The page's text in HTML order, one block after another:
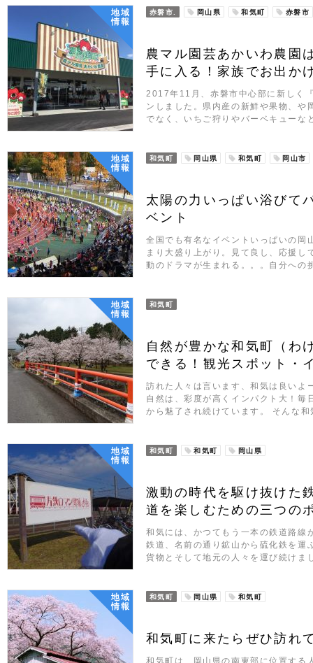
地域
情報
赤磐市. 岡山県 和気町 赤磐市
農マル園芸あかいわ農園
手に入る！家族でお出か
2017年11月、赤磐市中心部に新しく
ンしました。県内産の新鮮や果物、や
でなく、いちご狩りやバーベキュー
地域
情報
和気町 岡山県 和気町 岡山市
太陽の力いっぱい浴びて
ベント
全国でも有名なイベントいっぱいの岡
まり大盛り上がり。見て良し、応援
動のドラマが生まれる。。。自分へ
地域
情報
和気町
自然が豊かな和気町（わ
できる！観光スポット・
訪れた人々は言います、和気は良いよ
自然は、彩度が高くインパクト大！毎
から魅了され続けています。 そんな
地域
情報
和気町 和気町 岡山県
激動の時代を駆け抜けた
道を楽しむための三つの
和気には、かつてもう一本の鉄道路線
鉄道、名前の通り鉱山から硫化鉄を運
貨物とそして地元の人々を運び続け
地域
情報
和気町 岡山県 和気町
和気町に来たらぜひ訪れ
和気町は、岡山県の南東部に位置す